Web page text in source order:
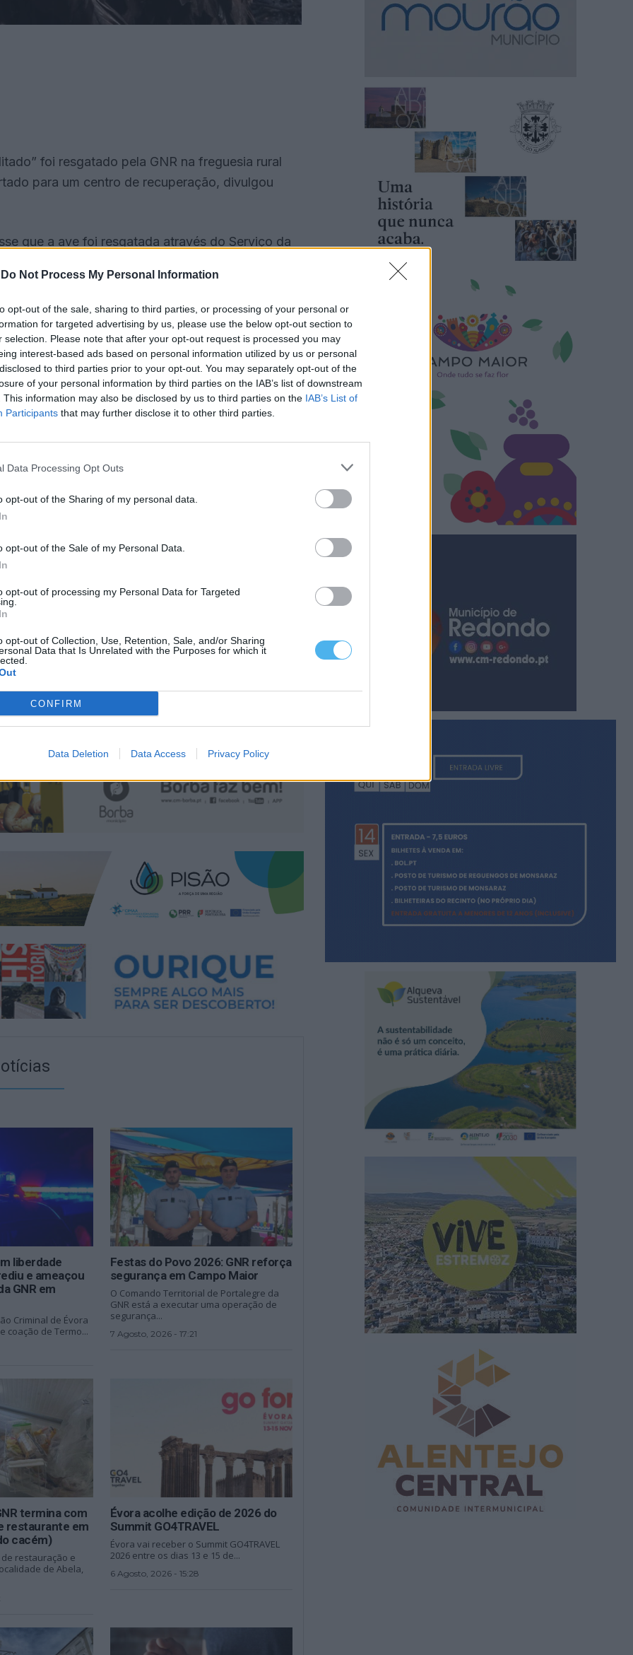
Do Not Process My Personal Information
opt-out of the sale, sharing to third parties, or processing of your personal or
for targeted advertising by us, please use the below opt-out section to
selection. Please note that after your opt-out request is processed you may
interest-based ads based on personal information utilized by us or personal
to third parties prior to your opt-out. You may separately opt-out of the
of your personal information by third parties on the IAB’s list of downstream
This information may also be disclosed by us to third parties on the IAB’s List of
Participants that may further disclose it to other third parties.
Data Processing Opt Outs
opt-out of the Sharing of my personal data.
opt-out of the Sale of my Personal Data.
opt-out of processing my Personal Data for Targeted
opt-out of Collection, Use, Retention, Sale, and/or Sharing
Data that Is Unrelated with the Purposes for which it
CONFIRM
Data Deletion Data Access Privacy Policy
foi resgatado pela GNR na freguesia rural
para um centro de recuperação, divulgou
que a ave foi resgatada através do Serviço da
na quinta-feira.
e Recuperação de Animais Silvestres
em Évora, para avaliação do seu estado de
liberdade
e ameaçou
GNR em
Criminal de Évora
coação de Termo...
Festas do Povo 2026: GNR reforça
segurança em Campo Maior
O Comando Territorial de Portalegre da
GNR está a executar uma operação de
segurança...
7 Agosto, 2026 - 17:21
termina com
restaurante em
cacém)
restauração e
de Abela,
Évora acolhe edição de 2026 do
Summit GO4TRAVEL
Évora vai receber o Summit GO4TRAVEL
2026 entre os dias 13 e 15 de...
6 Agosto, 2026 - 15:28